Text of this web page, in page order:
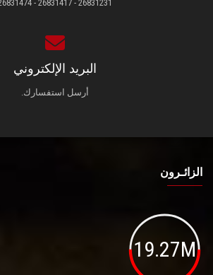
26831231 - 26831417 - 26831474
البريد الإلكتروني
أرسل استفسارك.
الزائـرون
19.27M